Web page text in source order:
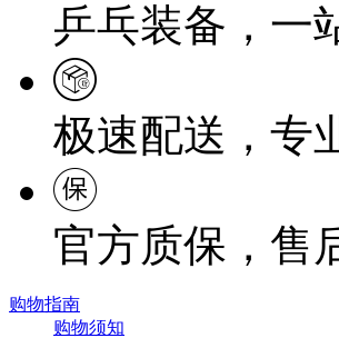
乒乓装备，一
极速配送，专
官方质保，售
购物指南
购物须知